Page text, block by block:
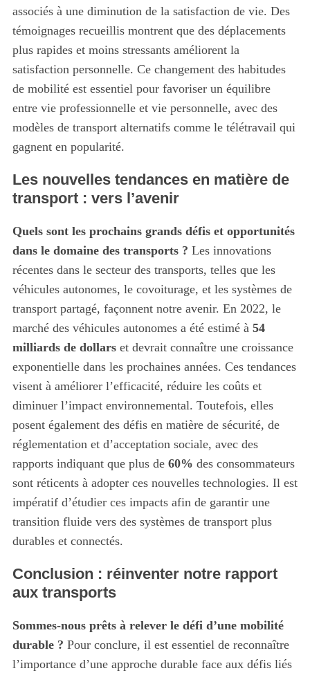
associés à une diminution de la satisfaction de vie. Des
témoignages recueillis montrent que des déplacements
plus rapides et moins stressants améliorent la
satisfaction personnelle. Ce changement des habitudes
de mobilité est essentiel pour favoriser un équilibre
entre vie professionnelle et vie personnelle, avec des
modèles de transport alternatifs comme le télétravail qui
gagnent en popularité.
Les nouvelles tendances en matière de
transport : vers l’avenir
Quels sont les prochains grands défis et opportunités
dans le domaine des transports ? Les innovations
récentes dans le secteur des transports, telles que les
véhicules autonomes, le covoiturage, et les systèmes de
transport partagé, façonnent notre avenir. En 2022, le
marché des véhicules autonomes a été estimé à54
milliards de dollarset devrait connaître une croissance
exponentielle dans les prochaines années. Ces tendances
visent à améliorer l’efficacité, réduire les coûts et
diminuer l’impact environnemental. Toutefois, elles
posent également des défis en matière de sécurité, de
réglementation et d’acceptation sociale, avec des
rapports indiquant que plus de60% des consommateurs
sont réticents à adopter ces nouvelles technologies. Il est
impératif d’étudier ces impacts afin de garantir une
transition fluide vers des systèmes de transport plus
durables et connectés.
Conclusion : réinventer notre rapport
aux transports
Sommes-nous prêts à relever le défi d’une mobilité
durable ? Pour conclure, il est essentiel de reconnaître
l’importance d’une approche durable face aux défis liés